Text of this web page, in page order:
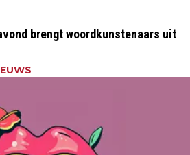
brengt woordkunstenaars uit